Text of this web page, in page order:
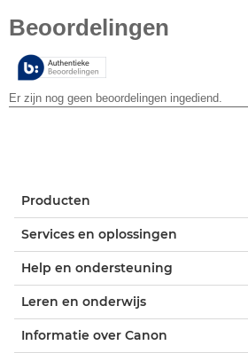
de
sterren.
Producten
Services en oplossingen
Help en ondersteuning
Leren en onderwijs
Informatie over Canon